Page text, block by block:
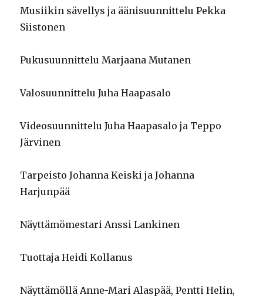
Musiikin sävellys ja äänisuunnittelu Pekka
Siistonen
Pukusuunnittelu Marjaana Mutanen
Valosuunnittelu Juha Haapasalo
Videosuunnittelu Juha Haapasalo ja Teppo
Järvinen
Tarpeisto Johanna Keiski ja Johanna
Harjunpää
Näyttämömestari Anssi Lankinen
Tuottaja Heidi Kollanus
Näyttämöllä Anne-Mari Alaspää, Pentti Helin,